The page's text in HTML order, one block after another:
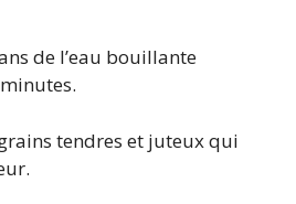
de l’eau bouillante
tendres et juteux qui